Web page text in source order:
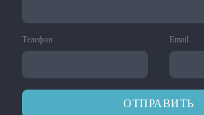
Телефон Email
ОТПРАВИТЬ